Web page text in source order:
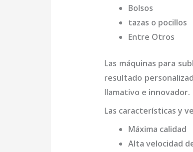
Bolsos
tazas o pocillos
Entre Otros
Las máquinas para
resultado
llamativo e innovador.
Las características y
Máxima calidad
Alta velocidad